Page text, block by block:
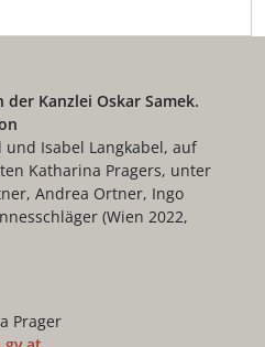
Kanzlei Oskar Samek.
und Isabel Langkabel, auf
Katharina Pragers, unter
Andrea Ortner, Ingo
(Wien 2022,
Prager